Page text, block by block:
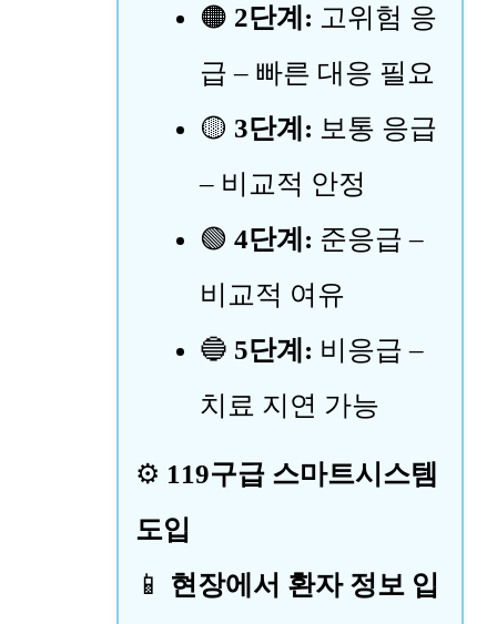
🟠 2단계: 고위험 응
급 – 빠른 대응 필요
🟡 3단계: 보통 응급
– 비교적 안정
🟢 4단계: 준응급 –
비교적 여유
🔵 5단계: 비응급 –
치료 지연 가능
⚙️ 119구급 스마트시스템
도입
📱 현장에서 환자 정보 입